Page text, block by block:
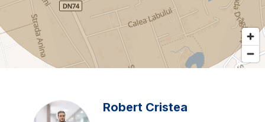
Robert Cristea